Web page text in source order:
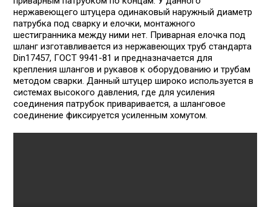
нержавеющего штуцера одинаковый наруж­ный диаметр
патрубка под сварку и елочки, монтажного
шестигранника между ними нет. Приварная елочка под
шланг изготавливается из нержавеющих труб стандарта
Din17457, ГОСТ 9941-81 и предназначается для
крепления шлангов и рукавов к оборудованию и трубам
методом сварки. Данный штуцер широко используется в
системах высокого давления, где для усиления
соединения патрубок приваривается, а шланговое
соединение фиксируется усиленным хомутом.